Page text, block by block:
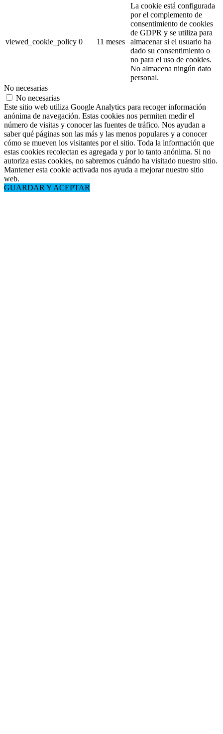
viewed_cookie_policy 0 11 meses
La cookie está configurada
por el complemento de
consentimiento de cookies
de GDPR y se utiliza para
almacenar si el usuario ha
dado su consentimiento o
no para el uso de cookies.
No almacena ningún dato
personal.
No necesarias
No necesarias
Este sitio web utiliza Google Analytics para recoger información
anónima de navegación. Estas cookies nos permiten medir el
número de visitas y conocer las fuentes de tráfico. Nos ayudan a
saber qué páginas son las más y las menos populares y a conocer
cómo se mueven los visitantes por el sitio. Toda la información que
estas cookies recolectan es agregada y por lo tanto anónima. Si no
autoriza estas cookies, no sabremos cuándo ha visitado nuestro sitio.
Mantener esta cookie activada nos ayuda a mejorar nuestro sitio
web.
GUARDAR Y ACEPTAR